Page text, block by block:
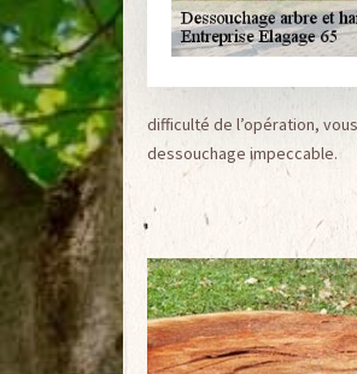
difficulté de l’opération,
dessouchage impeccable.